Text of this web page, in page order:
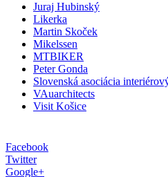
Juraj Hubinský
Likerka
Martin Skoček
Mikelssen
MTBIKER
Peter Gonda
Slovenská asociácia
VAuarchitects
Visit Košice
Facebook
Twitter
Google+